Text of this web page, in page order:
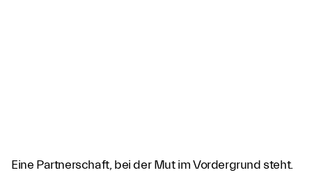
Eine Partnerschaft, bei der Mut im Vordergrund steht.